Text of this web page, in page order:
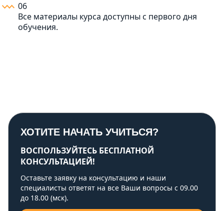
06
Все материалы курса доступны с первого дня
обучения.
ХОТИТЕ НАЧАТЬ УЧИТЬСЯ?
ВОСПОЛЬЗУЙТЕСЬ БЕСПЛАТНОЙ
КОНСУЛЬТАЦИЕЙ!
Оставьте заявку на консультацию и наши
специалисты ответят на все Ваши вопросы с 09.00
до 18.00 (мск).